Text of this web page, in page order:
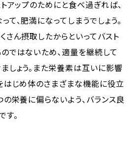
アップのためにと食べ過ぎれば、
、肥満になってしまうでしょう。
さん摂取したからといってバスト
ではないため、適量を継続して
しょう。また栄養素は互いに影響
はじめ体のさまざまな機能に役立
の栄養に偏らないよう、バランス良
す。